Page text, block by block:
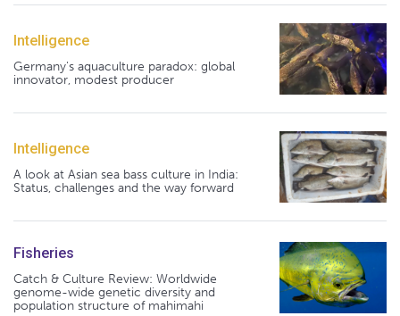
Intelligence
Germany's aquaculture paradox: global
innovator, modest producer
Intelligence
A look at Asian sea bass culture in India:
Status, challenges and the way forward
Fisheries
Catch & Culture Review: Worldwide
genome-wide genetic diversity and
population structure of mahimahi